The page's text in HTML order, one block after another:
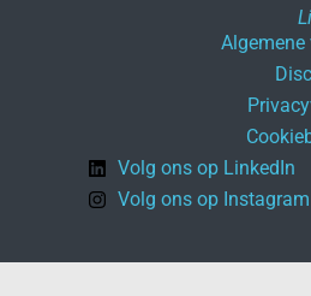
Algemene
Volg ons op LinkedIn
Volg ons op Instagram